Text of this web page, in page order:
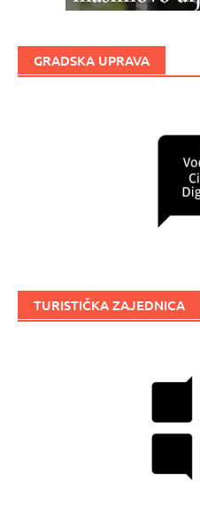
GRADSKA UPRAVA
TURISTIČKA ZAJEDNICA